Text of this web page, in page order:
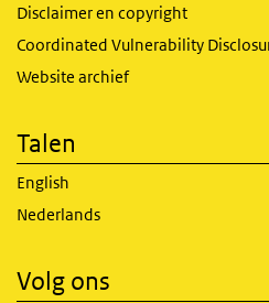
Disclaimer en copyright
Coordinated Vulnerability
Website archief
Talen
English
Nederlands
Volg ons